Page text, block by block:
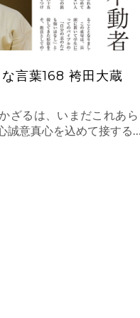
な言葉168 袴田大蔵
ざるは、いまだこれあ
誠意真心を込めて接する